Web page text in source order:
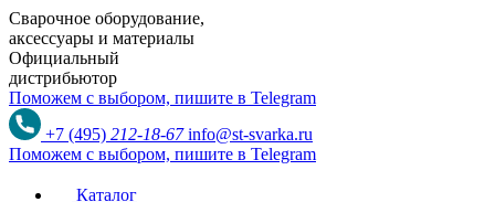
Сварочное оборудование,
аксессуары и материалы
Официальный
дистрибьютор
Поможем с выбором, пишите в Telegram
+7 (495) 212-18-67 info@st-svarka.ru
Поможем с выбором, пишите в Telegram
Каталог